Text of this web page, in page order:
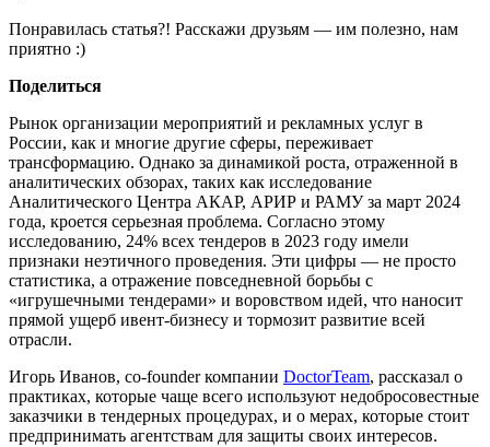
Понравилась статья?! Расскажи друзьям — им полезно, нам
приятно :)
Поделиться
Рынок организации мероприятий и рекламных услуг в
России, как и многие другие сферы, переживает
трансформацию. Однако за динамикой роста, отраженной в
аналитических обзорах, таких как исследование
Аналитического Центра АКАР, АРИР и РАМУ за март 2024
года, кроется серьезная проблема. Согласно этому
исследованию, 24% всех тендеров в 2023 году имели
признаки неэтичного проведения. Эти цифры — не просто
статистика, а отражение повседневной борьбы с
«игрушечными тендерами» и воровством идей, что наносит
прямой ущерб ивент-бизнесу и тормозит развитие всей
отрасли.
Игорь Иванов, co-founder компании DoctorTeam, рассказал о
практиках, которые чаще всего используют недобросовестные
заказчики в тендерных процедурах, и о мерах, которые стоит
предпринимать агентствам для защиты своих интересов.